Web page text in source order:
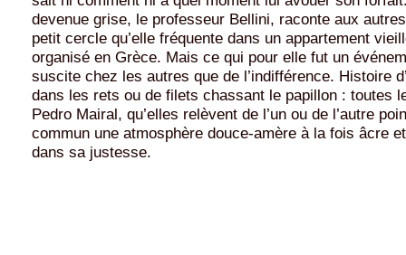
devenue grise, le professeur Bellini, raconte aux
petit cercle qu’elle fréquente dans un appartement
organisé en Grèce. Mais ce qui pour elle fut un
suscite chez les autres que de l’indifférence. Histoire
dans les rets ou de filets chassant le papillon : toutes
Pedro Mairal, qu’elles relèvent de l’un ou de l’autre
commun une atmosphère douce-amère à la fois âcre
dans sa justesse.